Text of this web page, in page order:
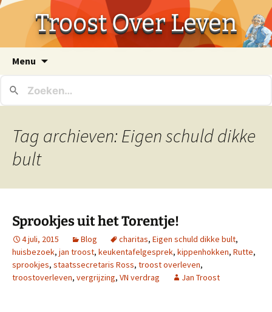
Troost Over Leven
Menu
inhoud
Tag archieven: Eigen schuld dikke
bult
Sprookjes uit het Torentje!
4 juli, 2015 Blog charitas, Eigen schuld dikke bult,
huisbezoek, jan troost, keukentafelgesprek, kippenhokken, Rutte,
sprookjes, staatssecretaris Ross, troost overleven,
troostoverleven, vergrijzing, VN verdrag Jan Troost